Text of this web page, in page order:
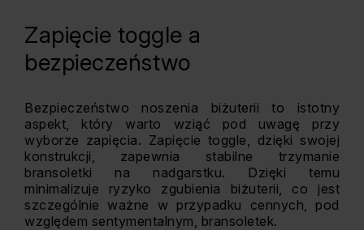
Zapięcie toggle a
bezpieczeństwo
Bezpieczeństwo noszenia biżuterii to istotny
aspekt, który warto wziąć pod uwagę przy
wyborze zapięcia. Zapięcie toggle, dzięki swojej
konstrukcji, zapewnia stabilne trzymanie
bransoletki na nadgarstku. Dzięki temu
minimalizuje ryzyko zgubienia biżuterii, co jest
szczególnie ważne w przypadku cennych, pod
względem sentymentalnym, bransoletek.